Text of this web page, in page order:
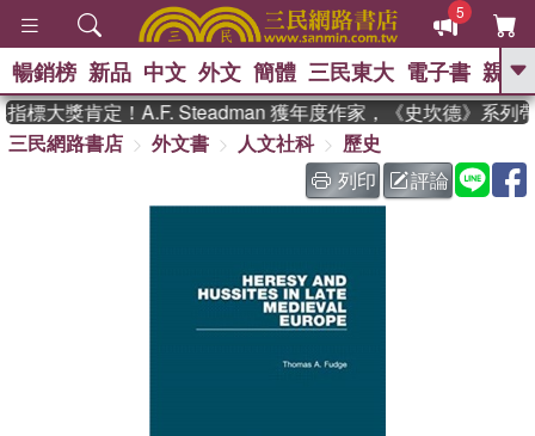
5
GO
熱搜： 東野圭吾 、
、 如果歷史是一群喵 、 暑期
國際布克獎 臺灣漫遊錄 、 方
暢銷榜 新品 中文 外文 簡體 三民東大 電子書 親子
標大獎肯定！A.F. Steadman 獲年度作家，《史坎德》系列帶
三民網路書店
外文書 人文社科
歷史
列印
評論